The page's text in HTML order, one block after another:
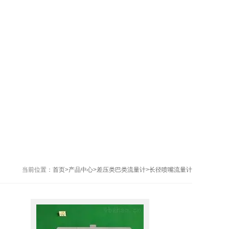
当前位置： 首页>产品中心>差压类巴类流量计>长径喷嘴流量计